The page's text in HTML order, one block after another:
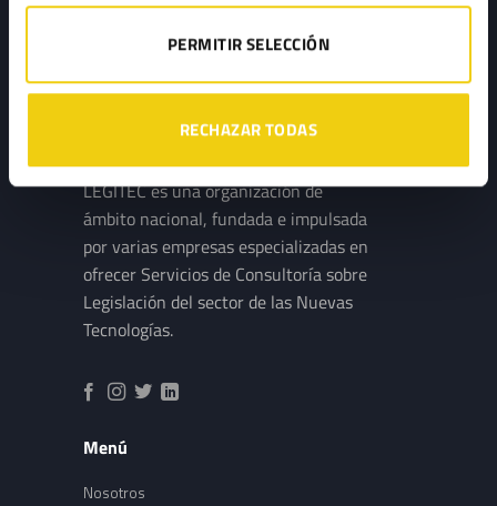
PERMITIR SELECCIÓN
RECHAZAR TODAS
LEGITEC es una organización de
ámbito nacional, fundada e impulsada
por varias empresas especializadas en
ofrecer Servicios de Consultoría sobre
Legislación del sector de las Nuevas
Tecnologías.
Menú
Nosotros